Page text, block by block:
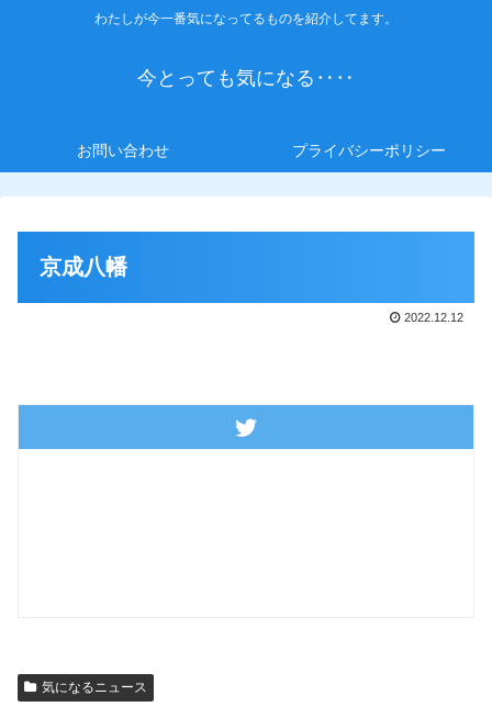
わたしが今一番気になってるものを紹介してます。
今とっても気になる‥‥
お問い合わせ プライバシーポリシー
京成八幡
2022.12.12
気になるニュース